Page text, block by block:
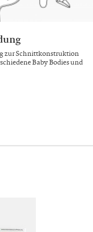
zur Schnittkonstruktion
Baby Bodies und